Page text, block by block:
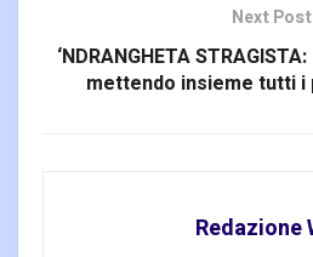
Next Post
‘NDRANGHETA
mettendo insieme tutti i
Redazione